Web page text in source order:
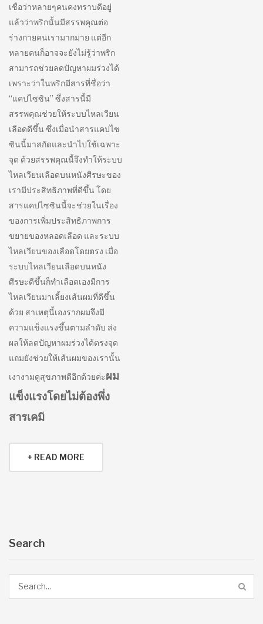
เชื่อว่าหลายๆคนคงทราบดีอยู่
แล้วว่าพริกนั้นมีสรรพคุณต่อ
ร่างกายคนเรามากมาย แต่อีก
หลายคนก็อาจจะยังไม่รู้ว่าพริก
สามารถช่วยลดปัญหาผมร่วงได้
เพราะว่าในพริกมีสารที่ชื่อว่า
“แคปไซซิน” ซึ่งสารนี้มี
สรรพคุณช่วยให้ระบบไหลเวียน
เลือดดีขึ้น ซึ่งเมื่อนำสารแคปไซ
ซินนี้มาสกัดและนำไปใช้เฉพาะ
จุด ด้วยสรรพคุณนี้จึงทำให้ระบบ
ไหลเวียนเลือดบนหนังศีรษะของ
เรามีประสิทธิภาพที่ดีขึ้น โดย
สารแคปไซซินนี้จะช่วยในเรื่อง
ของการเพิ่มประสิทธิภาพการ
ขยายของหลอดเลือด และระบบ
ไหลเวียนของเลือดโดยตรง เมื่อ
ระบบไหลเวียนเลือดบนหนัง
ศีรษะดีขึ้นก็ทำเลือดเองมีการ
ไหลเวียนมาเลี้ยงเส้นผมที่ดีขึ้น
ด้วย สาเหตุนี้เองรากผมจึงมี
ความแข็งแรงขึ้นตามลำดับ ส่ง
ผลให้ลดปัญหาผมร่วงได้ตรงจุด
แถมยังช่วยให้เส้นผมของเรานั้น
เงางามดูสุขภาพดีอีกด้วยค่ะผม
แข็งแรงโดยไม่ต้องพึ่ง
สารเคม
+ READ MORE
Search